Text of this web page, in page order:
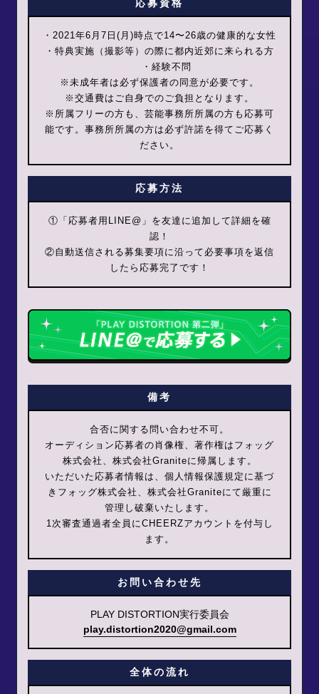
応募資格
・2021年6月7日(月)時点で14〜26歳の健康的な女性
・特典実施（撮影等）の際に都内近郊に来られる⽅
・経験不問
※未成年者は必ず保護者の同意が必要です。
※交通費はご自身でのご負担となります。
※所属フリーの方も、芸能事務所所属の方も応募可
能です。事務所所属の方は必ず許諾を得てご応募く
ださい。
応募方法
①「応募者用LINE@」を友達に追加して詳細を確
認！
②自動送信される募集要項に沿って必要事項を返信
したら応募完了です！
備考
合否に関する問い合わせ不可。
オーディション応募者の肖像権、著作権はフォッグ
株式会社、株式会社Graniteに帰属します。
いただいた応募者情報は、個人情報保護規定に基づ
きフォッグ株式会社、株式会社Graniteにて厳重に
管理し破棄いたします。
1次審査通過者全員にCHEERZアカウントを付与し
ます。
お問い合わせ先
PLAY DISTORTION実行委員会
play.distortion2020@gmail.com
全体の流れ